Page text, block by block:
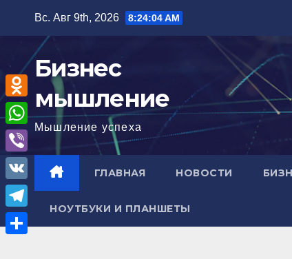
содержимому
Вс. Авг 9th, 2026 8:24:05 AM
Бизнес
мышление
Мышление успеха
ГЛАВНАЯ НОВОСТИ
НОУТБУКИ И ПЛАНШЕТЫ
O
d
n
o
k
l
W
h
a
s
V
i
b
e
V
K
T